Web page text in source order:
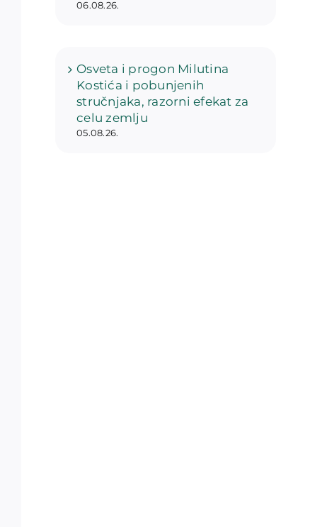
06.08.26.
Osveta i progon Milutina
Kostića i pobunjenih
stručnjaka, razorni efekat za
celu zemlju
05.08.26.